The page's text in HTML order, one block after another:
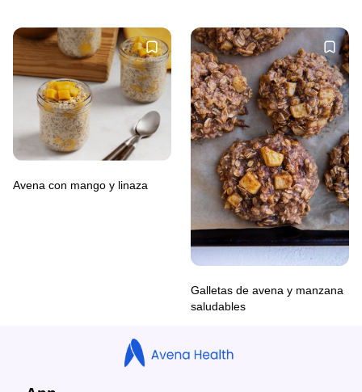
Avena con mango y linaza
Galletas de avena y manzana
saludables